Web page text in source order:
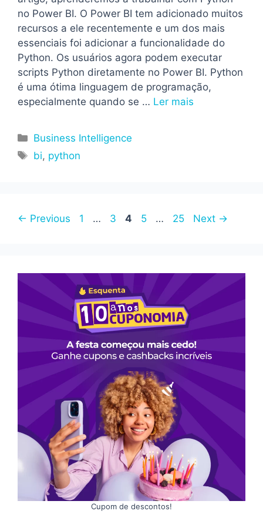
no Power BI. O Power BI tem adicionado muitos
recursos a ele recentemente e um dos mais
essenciais foi adicionar a funcionalidade do
Python. Os usuários agora podem executar
scripts Python diretamente no Power BI. Python
é uma ótima linguagem de programação,
especialmente quando se … Ler mais
Categorias
Business Intelligence
Tags
bi, python
← Previous Page
1 … Page
3 Page
4 Page
5 … Page
25 Next →
Cupom de descontos!